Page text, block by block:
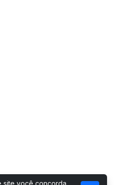
site você concorda